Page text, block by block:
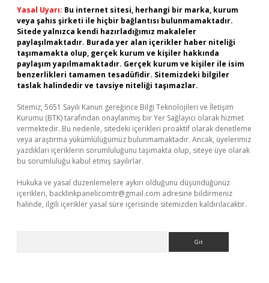
Yasal Uyarı: Bu internet sitesi, herhangi bir marka, kurum
veya şahıs şirketi ile hiçbir bağlantısı bulunmamaktadır.
Sitede yalnızca kendi hazırladığımız makaleler
paylaşılmaktadır. Burada yer alan içerikler haber niteliği
taşımamakta olup, gerçek kurum ve kişiler hakkında
paylaşım yapılmamaktadır. Gerçek kurum ve kişiler ile isim
benzerlikleri tamamen tesadüfidir. Sitemizdeki bilgiler
taslak halindedir ve tavsiye niteliği taşımazlar.
Sitemiz, 5651 Sayılı Kanun gereğince Bilgi Teknolojileri ve İletişim
Kurumu (BTK) tarafından onaylanmış bir Yer Sağlayıcı olarak hizmet
vermektedir. Bu nedenle, sitedeki içerikleri proaktif olarak denetleme
veya araştırma yükümlülüğümüz bulunmamaktadır. Ancak, üyelerimiz
yazdıkları içeriklerin sorumluluğunu taşımakta olup, siteye üye olarak
bu sorumluluğu kabul etmiş sayılırlar.
Hukuka ve yasal düzenlemelere aykırı olduğunu düşündüğünüz
içerikleri, backlinkpanelicomtr@gmail.com adresine bildirmeniz
halinde, ilgili içerikler yasal süre içerisinde sitemizden kaldırılacaktır.